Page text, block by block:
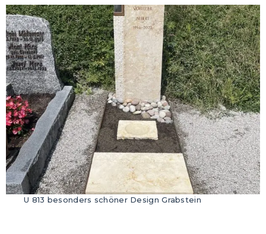
U 813 besonders schöner Design Grabstein